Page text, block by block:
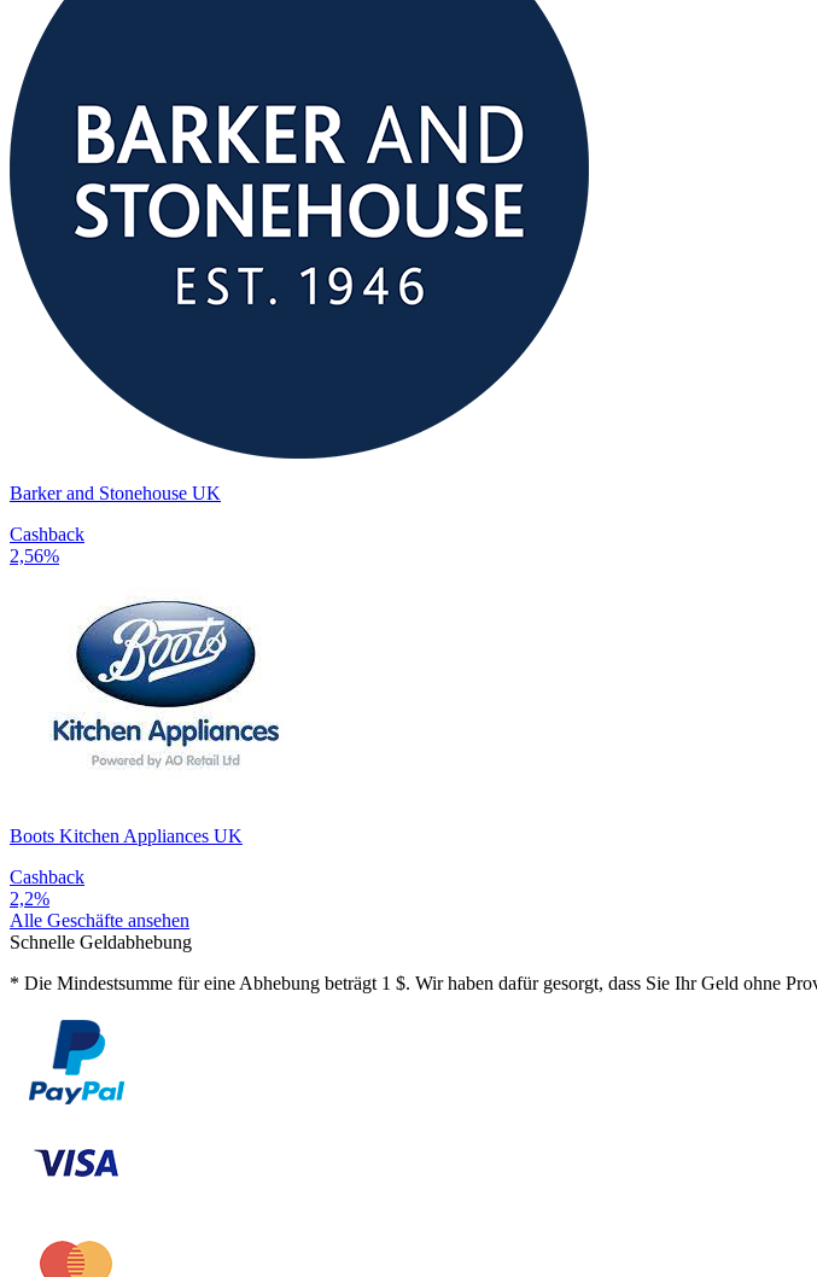
Barker and Stonehouse UK
Cashback
2,56%
Boots Kitchen Appliances UK
Cashback
2,2%
Alle Geschäfte ansehen
Schnelle Geldabhebung
* Die Mindestsumme für eine Abhebung beträgt 1 $. Wir haben dafür gesorgt, dass Sie Ihr Geld ohne